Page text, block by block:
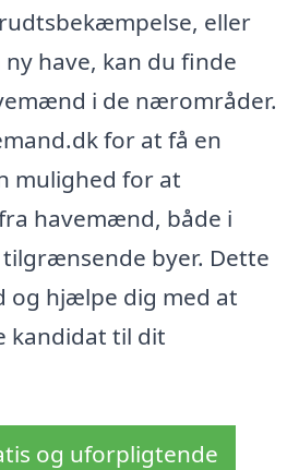
eller
have, kan du finde
i de nærområder.
for at få en
mulighed for at
havemænd, både i
tilgrænsende byer. Dette
og hjælpe dig med at
kandidat til dit
og uforpligtende